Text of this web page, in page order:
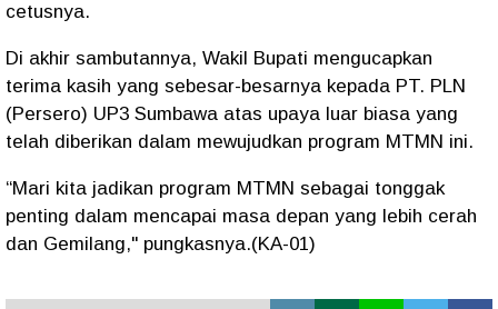
cetusnya.
Di akhir sambutannya, Wakil Bupati mengucapkan
terima kasih yang sebesar-besarnya kepada PT. PLN
(Persero) UP3 Sumbawa atas upaya luar biasa yang
telah diberikan dalam mewujudkan program MTMN ini.
“Mari kita jadikan program MTMN sebagai tonggak
penting dalam mencapai masa depan yang lebih cerah
dan Gemilang," pungkasnya.(KA-01)